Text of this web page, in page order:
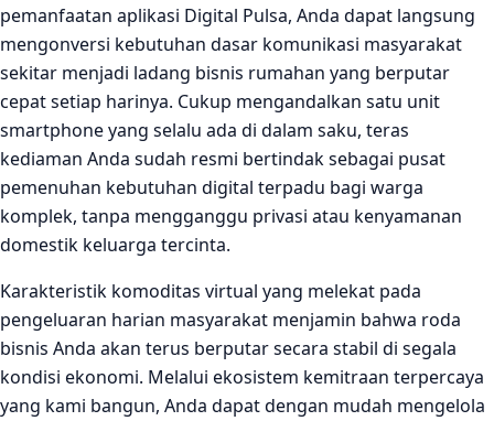
pemanfaatan aplikasi Digital Pulsa, Anda dapat langsung
mengonversi kebutuhan dasar komunikasi masyarakat
sekitar menjadi ladang bisnis rumahan yang berputar
cepat setiap harinya. Cukup mengandalkan satu unit
smartphone yang selalu ada di dalam saku, teras
kediaman Anda sudah resmi bertindak sebagai pusat
pemenuhan kebutuhan digital terpadu bagi warga
komplek, tanpa mengganggu privasi atau kenyamanan
domestik keluarga tercinta.
Karakteristik komoditas virtual yang melekat pada
pengeluaran harian masyarakat menjamin bahwa roda
bisnis Anda akan terus berputar secara stabil di segala
kondisi ekonomi. Melalui ekosistem kemitraan terpercaya
yang kami bangun, Anda dapat dengan mudah mengelola